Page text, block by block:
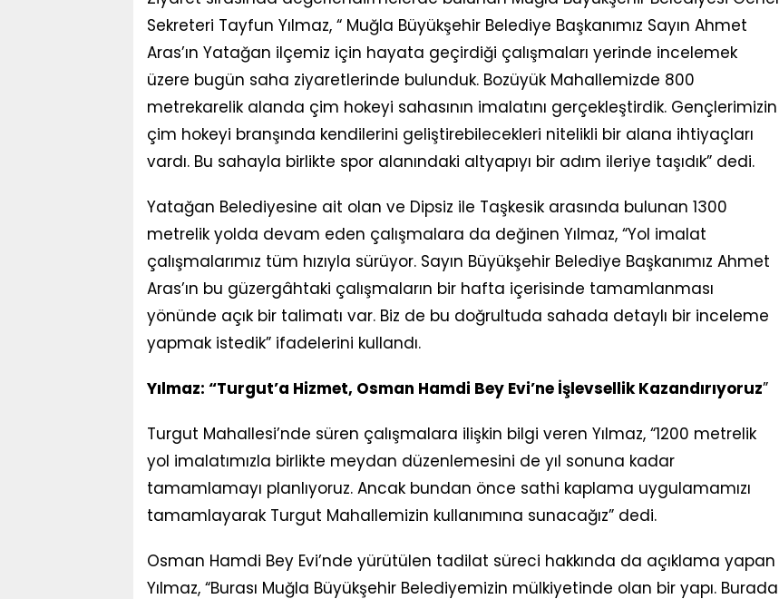
Sekreteri Tayfun Yılmaz, “ Muğla Büyükşehir Belediye Başkanımız Sayın Ahmet
Aras’ın Yatağan ilçemiz için hayata geçirdiği çalışmaları yerinde incelemek
üzere bugün saha ziyaretlerinde bulunduk. Bozüyük Mahallemizde 800
metrekarelik alanda çim hokeyi sahasının imalatını gerçekleştirdik. Gençlerimizin
çim hokeyi branşında kendilerini geliştirebilecekleri nitelikli bir alana ihtiyaçları
vardı. Bu sahayla birlikte spor alanındaki altyapıyı bir adım ileriye taşıdık” dedi.
Yatağan Belediyesine ait olan ve Dipsiz ile Taşkesik arasında bulunan 1300
metrelik yolda devam eden çalışmalara da değinen Yılmaz, “Yol imalat
çalışmalarımız tüm hızıyla sürüyor. Sayın Büyükşehir Belediye Başkanımız Ahmet
Aras’ın bu güzergâhtaki çalışmaların bir hafta içerisinde tamamlanması
yönünde açık bir talimatı var. Biz de bu doğrultuda sahada detaylı bir inceleme
yapmak istedik” ifadelerini kullandı.
Yılmaz: “Turgut’a Hizmet, Osman Hamdi Bey Evi’ne İşlevsellik Kazandırıyoruz”
Turgut Mahallesi’nde süren çalışmalara ilişkin bilgi veren Yılmaz, “1200 metrelik
yol imalatımızla birlikte meydan düzenlemesini de yıl sonuna kadar
tamamlamayı planlıyoruz. Ancak bundan önce sathi kaplama uygulamamızı
tamamlayarak Turgut Mahallemizin kullanımına sunacağız” dedi.
Osman Hamdi Bey Evi’nde yürütülen tadilat süreci hakkında da açıklama yapan
Yılmaz, “Burası Muğla Büyükşehir Belediyemizin mülkiyetinde olan bir yapı. Burada